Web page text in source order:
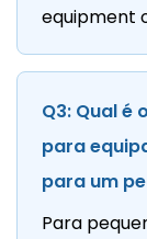
equipment
Q3: Qual é
para
para um
Para